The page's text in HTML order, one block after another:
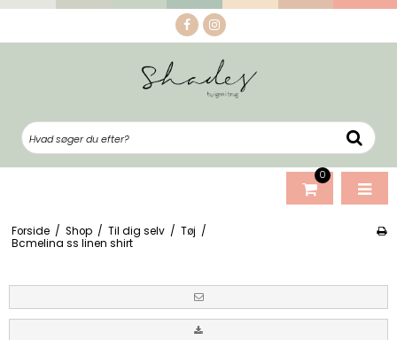
0
Forside / Shop / Til dig selv / Tøj /
Bcmelina ss linen shirt